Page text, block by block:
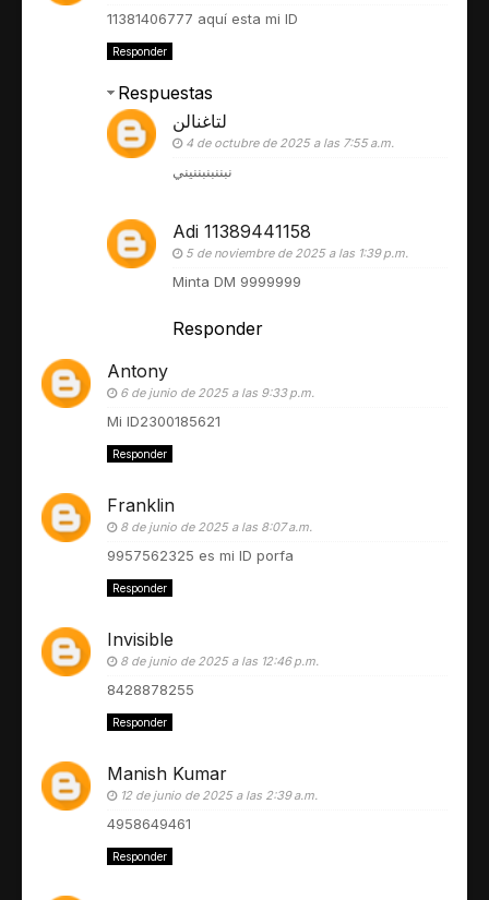
11381406777 aquí esta mi ID
Responder
Respuestas
لتاغنالن
4 de octubre de 2025 a las 7:55 a.m.
نبننبنبننيني
Adi 11389441158
5 de noviembre de 2025 a las 1:39 p.m.
Minta DM 9999999
Responder
Antony
6 de junio de 2025 a las 9:33 p.m.
Mi ID2300185621
Responder
Franklin
8 de junio de 2025 a las 8:07 a.m.
9957562325 es mi ID porfa
Responder
Invisible
8 de junio de 2025 a las 12:46 p.m.
8428878255
Responder
Manish Kumar
12 de junio de 2025 a las 2:39 a.m.
4958649461
Responder